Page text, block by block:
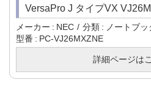
VersaPro J タイプVX
メーカー NEC 分類
ノートブ
型番
PC-VJ26MXZNE
詳細ページは